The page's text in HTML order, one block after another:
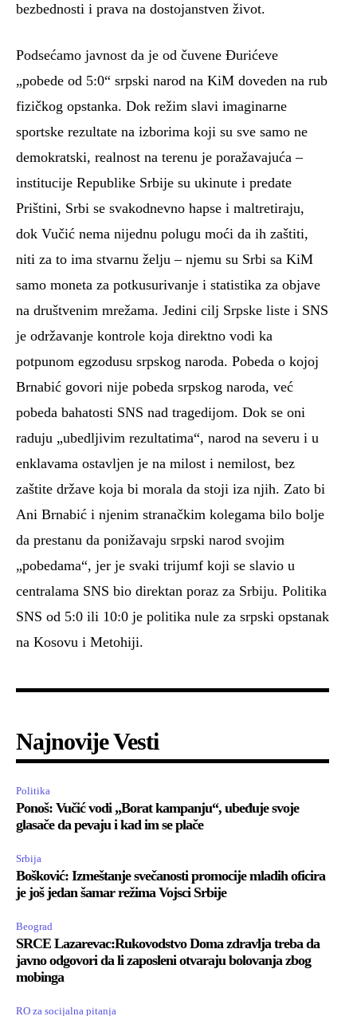
bezbednosti i prava na dostojanstven život.
Podsećamo javnost da je od čuvene Đurićeve
„pobede od 5:0“ srpski narod na KiM doveden na rub
fizičkog opstanka. Dok režim slavi imaginarne
sportske rezultate na izborima koji su sve samo ne
demokratski, realnost na terenu je poražavajuća –
institucije Republike Srbije su ukinute i predate
Prištini, Srbi se svakodnevno hapse i maltretiraju,
dok Vučić nema nijednu polugu moći da ih zaštiti,
niti za to ima stvarnu želju – njemu su Srbi sa KiM
samo moneta za potkusurivanje i statistika za objave
na društvenim mrežama. Jedini cilj Srpske liste i SNS
je održavanje kontrole koja direktno vodi ka
potpunom egzodusu srpskog naroda. Pobeda o kojoj
Brnabić govori nije pobeda srpskog naroda, već
pobeda bahatosti SNS nad tragedijom. Dok se oni
raduju „ubedljivim rezultatima“, narod na severu i u
enklavama ostavljen je na milost i nemilost, bez
zaštite države koja bi morala da stoji iza njih. Zato bi
Ani Brnabić i njenim stranačkim kolegama bilo bolje
da prestanu da ponižavaju srpski narod svojim
„pobedama“, jer je svaki trijumf koji se slavio u
centralama SNS bio direktan poraz za Srbiju. Politika
SNS od 5:0 ili 10:0 je politika nule za srpski opstanak
na Kosovu i Metohiji.
Najnovije Vesti
Politika
Ponoš: Vučić vodi „Borat kampanju“, ubeđuje svoje
glasače da pevaju i kad im se plače
Srbija
Bošković: Izmeštanje svečanosti promocije mladih oficira
je još jedan šamar režima Vojsci Srbije
Beograd
SRCE Lazarevac:Rukovodstvo Doma zdravlja treba da
javno odgovori da li zaposleni otvaraju bolovanja zbog
mobinga
RO za socijalna pitanja